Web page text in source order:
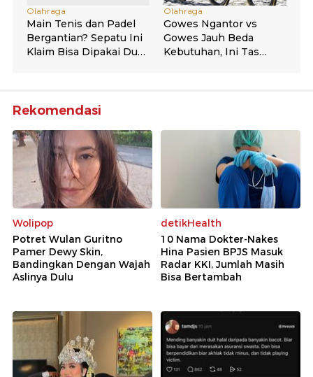
Rekomendasi
Wolipop
Potret Wulan Guritno
Pamer Dewy Skin,
Bandingkan Dengan Wajah
Aslinya Dulu
detikHealth
10 Nama Dokter-Nakes
Hina Pasien BPJS Masuk
Radar KKI, Jumlah Masih
Bisa Bertambah